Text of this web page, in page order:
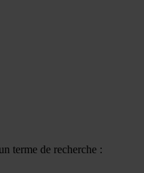
terme de recherche :